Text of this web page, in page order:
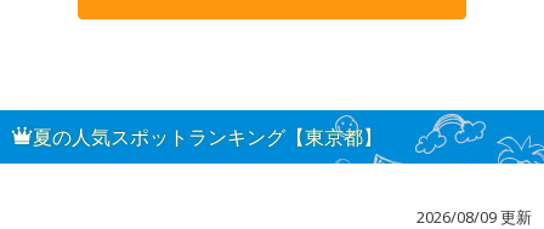
夏の人気スポットランキング【東京都】
2026/08/09 更新